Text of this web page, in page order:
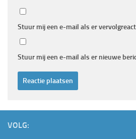
Stuur mij een e-mail als er
Stuur mij een e-mail als er nieuwe
VOLG: